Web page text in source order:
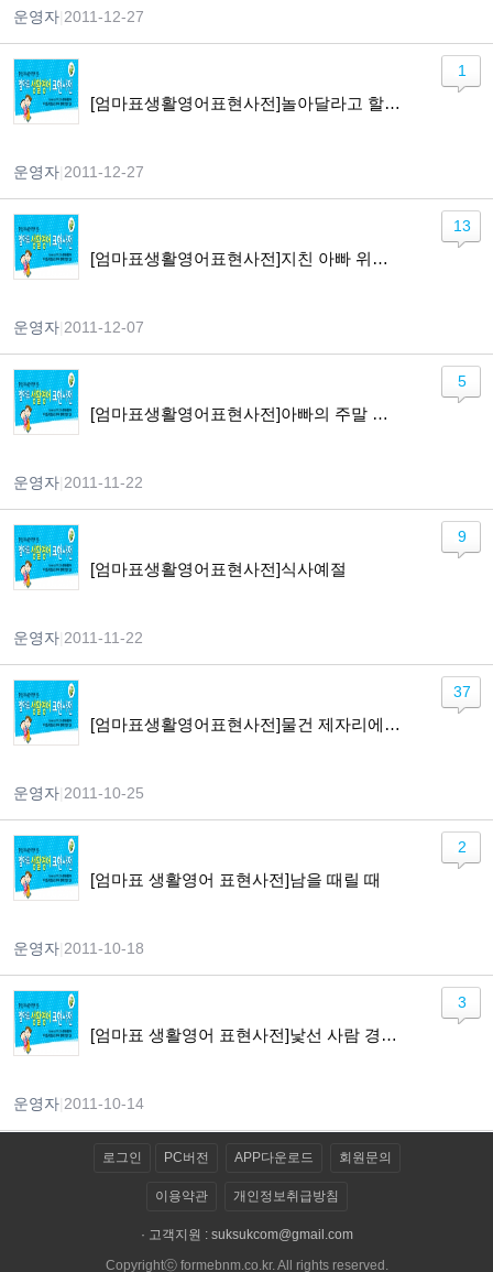
운영자 2011-12-27
[엄마표생활영어표현사전]놀아달라고 할 때
운영자 2011-12-27
1
[엄마표생활영어표현사전]지친 아빠 위로하기
운영자 2011-12-07
13
[엄마표생활영어표현사전]아빠의 주말 약속하기
운영자 2011-11-22
5
[엄마표생활영어표현사전]식사예절
운영자 2011-11-22
9
[엄마표생활영어표현사전]물건 제자리에 두기
운영자 2011-10-25
37
[엄마표 생활영어 표현사전]남을 때릴 때
운영자 2011-10-18
2
[엄마표 생활영어 표현사전]낯선 사람 경계하기
운영자 2011-10-14
3
로그인 PC버전 APP다운로드 회원문의
이용약관 개인정보취급방침
· 고객지원 : suksukcom@gmail.com
Copyrightⓒ formebnm.co.kr. All rights reserved.